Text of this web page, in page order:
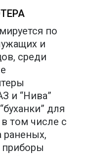
по
и
среди
и “Нива”
для
том числе с
раненых,